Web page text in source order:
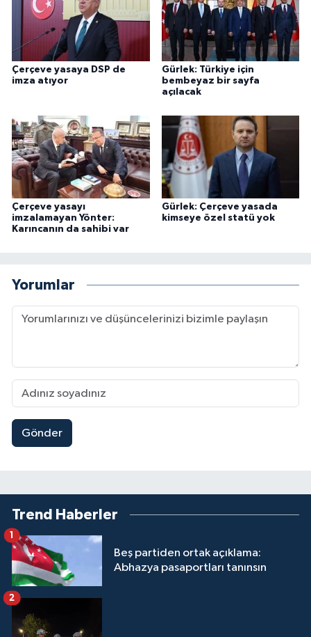
Çerçeve yasaya DSP de
imza atıyor
Gürlek: Türkiye için
bembeyaz bir sayfa
açılacak
Çerçeve yasayı
imzalamayan Yönter:
Karıncanın da sahibi var
Gürlek: Çerçeve yasada
kimseye özel statü yok
Yorumlar
Gönder
Trend Haberler
Beş partiden ortak açıklama:
Abhazya pasaportları tanınsın
1
2